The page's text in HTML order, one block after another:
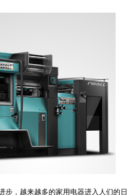
，越来越多的家用电器进入人们的日